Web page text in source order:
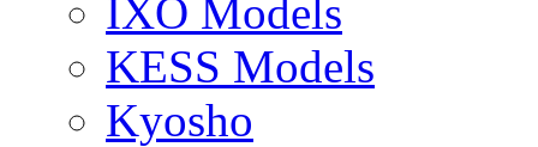
IXO Models
KESS Models
Kyosho